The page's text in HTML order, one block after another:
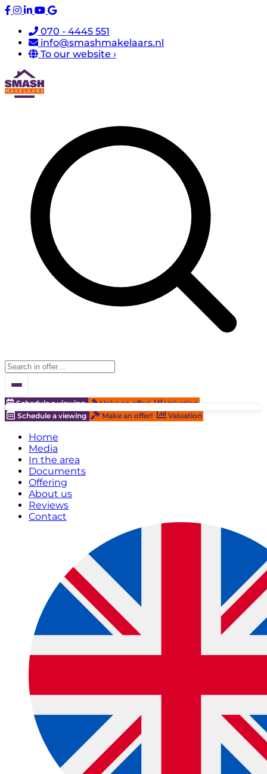
070 - 4445 551
info@smashmakelaars.nl
To our website ›
Schedule a viewing Make an offer!
Valuation
Schedule a viewing
Make an offer! Valuation
Home
Media
In the area
Documents
Offering
About us
Reviews
Contact